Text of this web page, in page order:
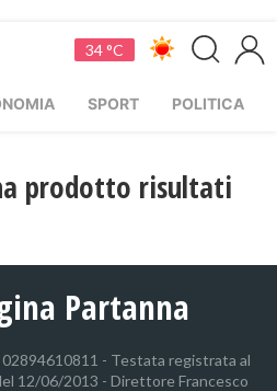
34 °C
SPORT POLITICA
prodotto risultati
Partanna
02894610811 - Testata registrata al
12/06/2013 - Direttore Francesco